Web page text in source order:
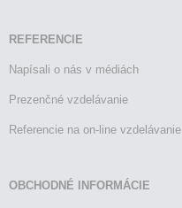
REFERENCIE
Napísali o nás v médiách
Prezenčné vzdelávanie
Referencie na on-line vzdelávanie
OBCHODNÉ INFORMÁCIE